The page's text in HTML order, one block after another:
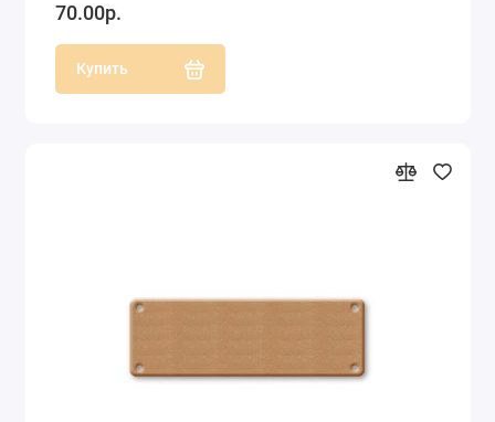
70.00р.
Купить